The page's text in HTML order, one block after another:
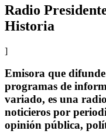
Radio
Historia
]
Emisora que
programas de
variado, es una
noticieros por
opinión pública,